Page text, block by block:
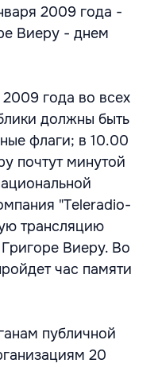
2009 года -
Виеру - днем
года во всех
должны быть
флаги; в 10.00
почтут минутой
"Teleradio-
трансляцию
Виеру. Во
час памяти
публичной
20